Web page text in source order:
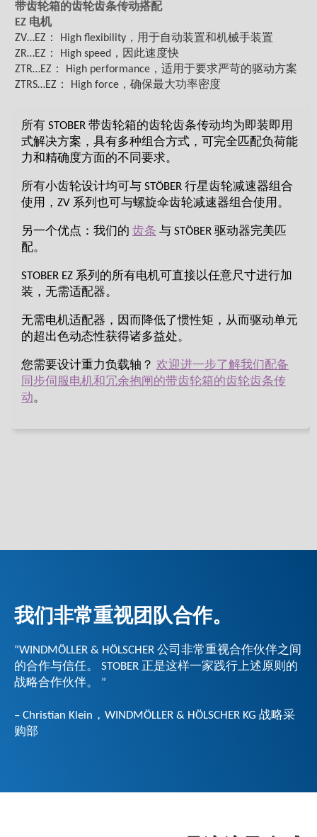
带齿轮箱的齿轮齿条传动搭配
EZ 电机
ZV…EZ： High flexibility ，用于自动装置和机械手装置
ZR…EZ： High speed ，因此速度快
ZTR…EZ： High performance ，适用于要求严苛的驱动方案
ZTRS…EZ： High force ，确保最大功率密度
所有 STOBER 带齿轮箱的齿轮齿条传动均为即装即用
式解决方案，具有多种组合方式，可完全匹配负荷能
力和精确度方面的不同要求。
所有小齿轮设计均可与 STÖBER 行星齿轮减速器组合
使用，ZV 系列也可与螺旋伞齿轮减速器组合使用。
另一个优点：我们的 齿条 与 STÖBER 驱动器完美匹
配。
STOBER EZ 系列的所有电机可直接以任意尺寸进行加
装，无需适配器。
无需电机适配器，因而降低了惯性矩，从而驱动单元
的超出色动态性获得诸多益处。
您需要设计重力负载轴？ 欢迎进一步了解我们配备
同步伺服电机和冗余抱闸的带齿轮箱的齿轮齿条传
动。
我们非常重视团队合作。
“WINDMÖLLER & HÖLSCHER 公司非常重视合作伙伴之间
的合作与信任。 STOBER 正是这样一家践行上述原则的
战略合作伙伴。 ”
– Christian Klein，WINDMÖLLER & HÖLSCHER KG 战略采
购部